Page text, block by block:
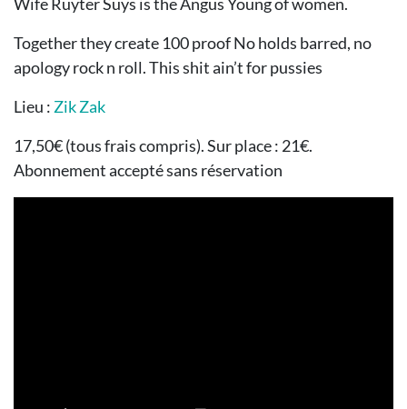
Together they create 100 proof No holds barred, no
apology rock n roll. This shit ain’t for pussies
Lieu : Zik Zak
17,50€ (tous frais compris). Sur place : 21€.
Abonnement accepté sans réservation